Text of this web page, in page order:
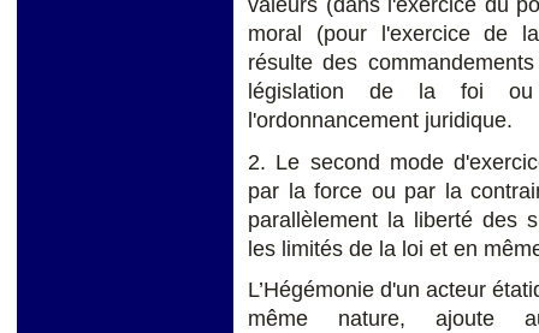
moral (pour l'exercice de
résulte des
législation de la foi ou
l'ordonnancement juridique.
2. Le second mode
par la force ou par la
parallèlement la liberté des
les limités de la loi et en
L’Hégémonie d'un acteur
même nature, ajoute